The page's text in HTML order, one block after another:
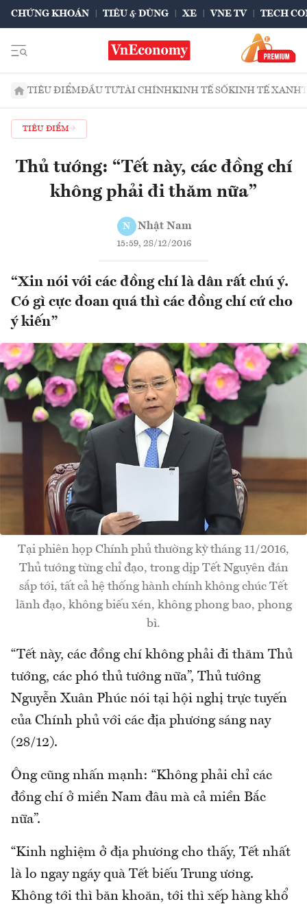
CHỨNG KHOÁN TIÊU & DÙNG XE VNE TV TECH
TIÊU ĐIỂMĐẦU TƯTÀI CHÍNHKINH TẾ SỐKINH TẾ XANH
TIÊU ĐIỂM
Thủ tướng: “Tết này, các đồng chí
không phải đi thăm nữa”
N Nhật Nam
15:59, 28/12/2016
“Xin nói với các đồng chí là dân rất chú ý.
Có gì cực đoan quá thì các đồng chí cứ cho
ý kiến”
Tại phiên họp Chính phủ thường kỳ tháng 11/2016,
Thủ tướng từng chỉ đạo, trong dịp Tết Nguyên đán
sắp tới, tất cả hệ thống hành chính không chúc Tết
lãnh đạo, không biếu xén, không phong bao, phong
bì.
“Tết này, các đồng chí không phải đi thăm Thủ
tướng, các phó thủ tướng nữa”, Thủ tướng
Nguyễn Xuân Phúc nói tại hội nghị trực tuyến
của Chính phủ với các địa phương sáng nay
(28/12).
Ông cũng nhấn mạnh: “Không phải chỉ các
đồng chí ở miền Nam đâu mà cả miền Bắc
nữa”.
“Kinh nghiệm ở địa phương cho thấy, Tết nhất
là lo ngay ngáy quà Tết biếu Trung ương.
Không tới thì băn khoăn, tới thì xếp hàng khổ